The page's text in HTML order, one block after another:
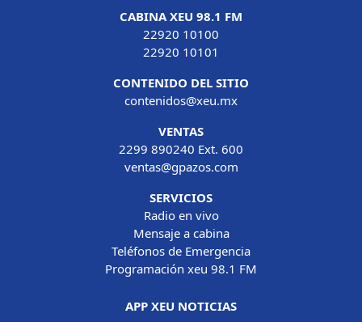
CABINA XEU 98.1 FM
22920 10100
22920 10101
CONTENIDO DEL SITIO
contenidos@xeu.mx
VENTAS
2299 890240 Ext. 600
ventas@gpazos.com
SERVICIOS
Radio en vivo
Mensaje a cabina
Teléfonos de Emergencia
Programación xeu 98.1 FM
APP XEU NOTICIAS